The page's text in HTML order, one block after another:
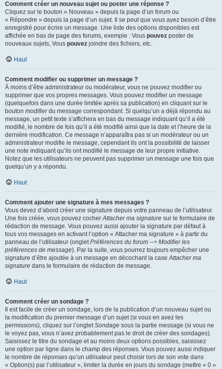
Comment créer un nouveau sujet ou poster une réponse ?
Cliquez sur le bouton « Nouveau » depuis la page d’un forum ou
« Répondre » depuis la page d’un sujet. Il se peut que vous ayez besoin d’être
enregistré pour écrire un message. Une liste des options disponibles est
affichée en bas de page des forums, exemple : Vous pouvez poster de
nouveaux sujets, Vous pouvez joindre des fichiers, etc.
Haut
Comment modifier ou supprimer un message ?
À moins d’être administrateur ou modérateur, vous ne pouvez modifier ou
supprimer que vos propres messages. Vous pouvez modifier un message
(quelquefois dans une durée limitée après sa publication) en cliquant sur le
bouton modifierdu message correspondant. Si quelqu’un a déjà répondu au
message, un petit texte s’affichera en bas du message indiquant qu’il a été
modifié, le nombre de fois qu’il a été modifié ainsi que la date et l’heure de la
dernière modification. Ce message n’apparaîtra pas si un modérateur ou un
administrateur modifie le message, cependant ils ont la possibilité de laisser
une note indiquant qu’ils ont modifié le message de leur propre initiative.
Notez que les utilisateurs ne peuvent pas supprimer un message une fois que
quelqu’un y a répondu.
Haut
Comment ajouter une signature à mes messages ?
Vous devez d’abord créer une signature depuis votre panneau de l’utilisateur.
Une fois créée, vous pouvez cocherAttacher ma signature sur le formulaire de
rédaction de message. Vous pouvez aussi ajouter la signature par défaut à
tous vos messages en activant l’option « Attacher ma signature » à partir du
panneau de l’utilisateur (ongletPréférences du forum --> Modifier les
préférences de message). Par la suite, vous pourrez toujours empêcher une
signature d’être ajoutée à un message en décochant la caseAttacher ma
signature dans le formulaire de rédaction de message.
Haut
Comment créer un sondage ?
Il est facile de créer un sondage, lors de la publication d’un nouveau sujet ou
la modification du premier message d’un sujet (si vous en avez les
permissions), cliquez sur l’ongletSondage sous la partie message (si vous ne
le voyez pas, vous n’avez probablement pas le droit de créer des sondages).
Saisissez le titre du sondage et au moins deux options possibles, saisissez
une option par ligne dans le champ des réponses. Vous pouvez aussi indiquer
le nombre de réponses qu’un utilisateur peut choisir lors de son vote dans
« Option(s) par l’utilisateur », limiter la durée en jours du sondage (mettre « 0 »